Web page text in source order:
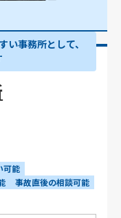
い事務所として、
可能
事故直後の相談可能